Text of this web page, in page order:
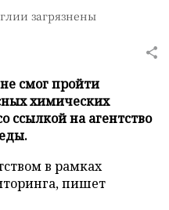
загрязнены
смог пройти
химических
ссылкой на агентство
в рамках
пишет